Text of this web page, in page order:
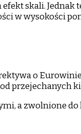
skali.
w wysokości
o
przejechanych
a zwolnione